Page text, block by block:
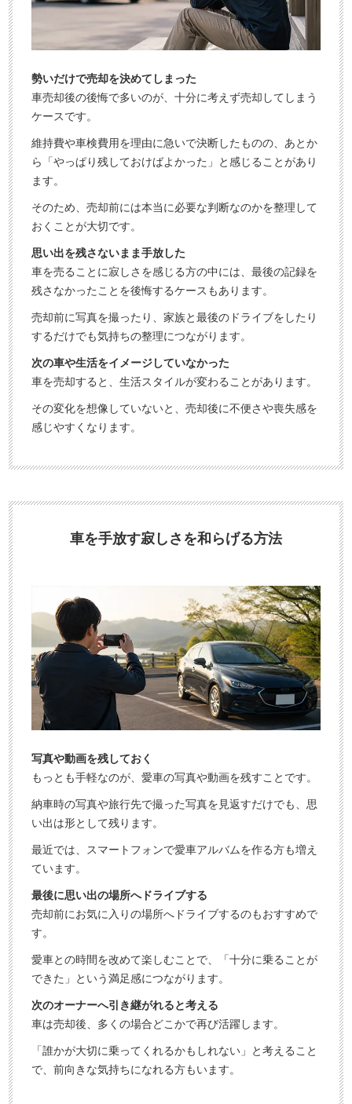
勢いだけで売却を決めてしまった
車売却後の後悔で多いのが、十分に考えず売却してしまう
ケースです。
維持費や車検費用を理由に急いで決断したものの、あとか
ら「やっぱり残しておけばよかった」と感じることがあり
ます。
そのため、売却前には本当に必要な判断なのかを整理して
おくことが大切です。
思い出を残さないまま手放した
車を売ることに寂しさを感じる方の中には、最後の記録を
残さなかったことを後悔するケースもあります。
売却前に写真を撮ったり、家族と最後のドライブをしたり
するだけでも気持ちの整理につながります。
次の車や生活をイメージしていなかった
車を売却すると、生活スタイルが変わることがあります。
その変化を想像していないと、売却後に不便さや喪失感を
感じやすくなります。
車を手放す寂しさを和らげる方法
写真や動画を残しておく
もっとも手軽なのが、愛車の写真や動画を残すことです。
納車時の写真や旅行先で撮った写真を見返すだけでも、思
い出は形として残ります。
最近では、スマートフォンで愛車アルバムを作る方も増え
ています。
最後に思い出の場所へドライブする
売却前にお気に入りの場所へドライブするのもおすすめで
す。
愛車との時間を改めて楽しむことで、「十分に乗ることが
できた」という満足感につながります。
次のオーナーへ引き継がれると考える
車は売却後、多くの場合どこかで再び活躍します。
「誰かが大切に乗ってくれるかもしれない」と考えること
で、前向きな気持ちになれる方もいます。